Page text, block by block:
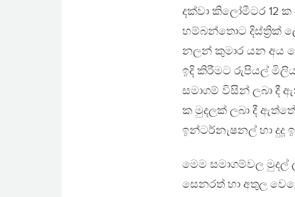
දක්වා කිලෝමීටර 12
හම්බන්තොට දිස්ත්‍රික්
නලන් කුමාර යන අය
ඉදි කිරීමට රුපියල්
සමාගම් විසින් ලබා දී
ක මුදලක් ලබා දී
ඉන්ටර්නැෂනල් හා
මෙම සමාගම්වල මුදල්
සෙනරත් හා අතුල